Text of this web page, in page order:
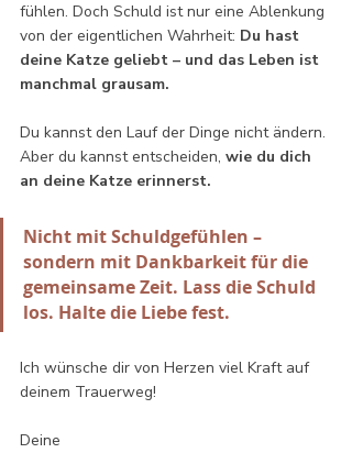
fühlen. Doch Schuld ist nur eine Ablenkung
von der eigentlichen Wahrheit: Du hast
deine Katze geliebt – und das Leben ist
manchmal grausam.
Du kannst den Lauf der Dinge nicht ändern.
Aber du kannst entscheiden, wie du dich
an deine Katze erinnerst.
Nicht mit Schuldgefühlen –
sondern mit Dankbarkeit für die
gemeinsame Zeit. Lass die Schuld
los. Halte die Liebe fest.
Ich wünsche dir von Herzen viel Kraft auf
deinem Trauerweg!
Deine